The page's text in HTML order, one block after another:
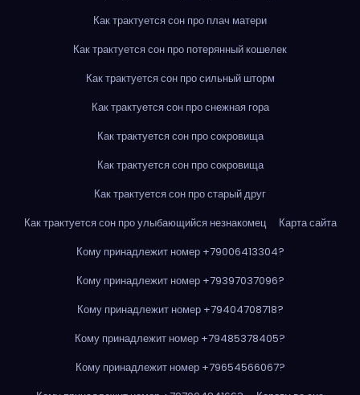
Как трактуется сон про плач матери
Как трактуется сон про потерянный кошелек
Как трактуется сон про сильный шторм
Как трактуется сон про снежная гора
Как трактуется сон про сокровища
Как трактуется сон про сокровища
Как трактуется сон про старый друг
Как трактуется сон про улыбающийся незнакомец
Карта сайта
Кому принадлежит номер +79006413304?
Кому принадлежит номер +79397037096?
Кому принадлежит номер +79404708718?
Кому принадлежит номер +79485378405?
Кому принадлежит номер +79654566067?